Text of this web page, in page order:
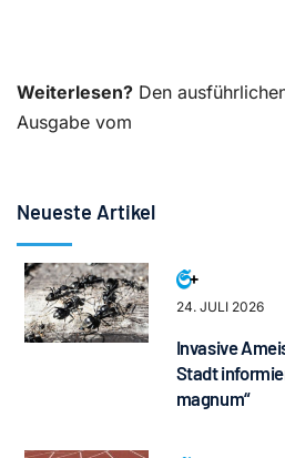
Weiterlesen? Den
Ausgabe vom
Neueste Artikel
24. JULI 2026
Invasive
Stadt
magnum“